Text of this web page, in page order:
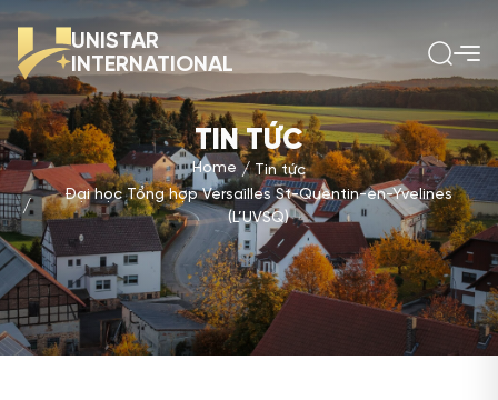
UNISTAR
INTERNATIONAL
TIN TỨC
Home
Tin tức
Đại học Tổng hợp Versailles St-Quentin-en-Yvelines
(L’UVSQ)